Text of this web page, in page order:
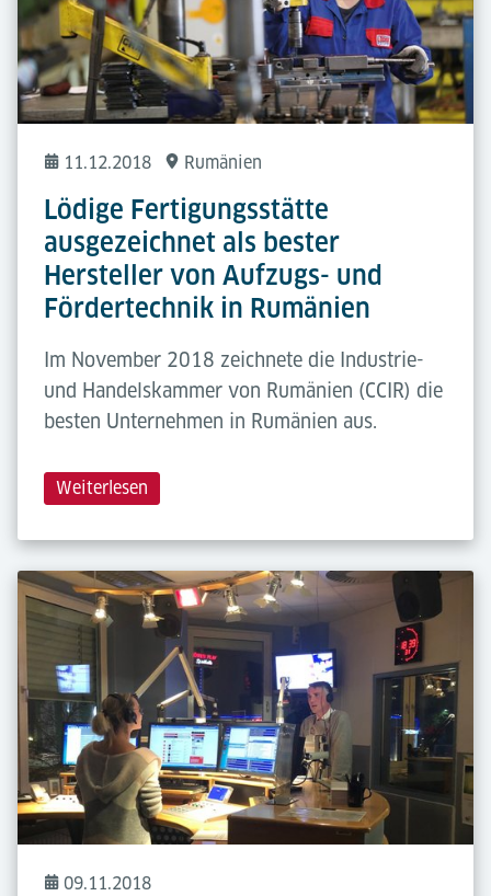
11.12.2018 Rumänien
Lödige Fertigungsstätte
ausgezeichnet als bester
Hersteller von Aufzugs- und
Fördertechnik in Rumänien
Im November 2018 zeichnete die Industrie-
und Handelskammer von Rumänien (CCIR) die
besten Unternehmen in Rumänien aus.
Weiterlesen
09.11.2018